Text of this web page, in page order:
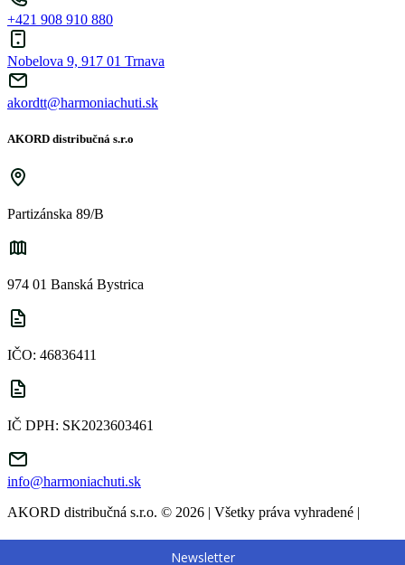
+421 908 910 880
Nobelova 9, 917 01 Trnava
akordtt@harmoniachuti.sk
AKORD distribučná s.r.o
Partizánska 89/B
974 01 Banská Bystrica
IČO: 46836411
IČ DPH: SK2023603461
info@harmoniachuti.sk
AKORD distribučná s.r.o. © 2026 | Všetky práva vyhradené |
Newsletter